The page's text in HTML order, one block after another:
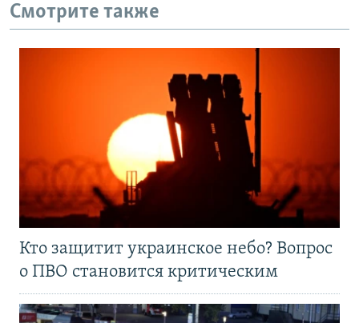
Смотрите также
Кто защитит украинское небо? Вопрос
о ПВО становится критическим